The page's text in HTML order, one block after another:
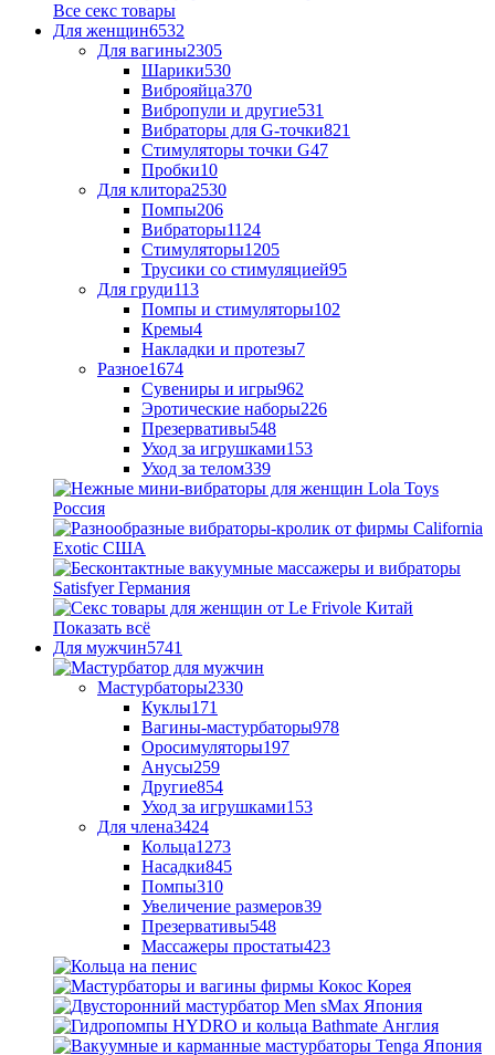
Все секс товары
Для женщин6532
Для вагины2305
Шарики530
Виброяйца370
Вибропули и другие531
Вибраторы для G-точки821
Стимуляторы точки G47
Пробки10
Для клитора2530
Помпы206
Вибраторы1124
Стимуляторы1205
Трусики со стимуляцией95
Для груди113
Помпы и стимуляторы102
Кремы4
Накладки и протезы7
Разное1674
Сувениры и игры962
Эротические наборы226
Презервативы548
Уход за игрушками153
Уход за телом339
Показать всё
Для мужчин5741
Мастурбаторы2330
Куклы171
Вагины-мастурбаторы978
Оросимуляторы197
Анусы259
Другие854
Уход за игрушками153
Для члена3424
Кольца1273
Насадки845
Помпы310
Увеличение размеров39
Презервативы548
Массажеры простаты423